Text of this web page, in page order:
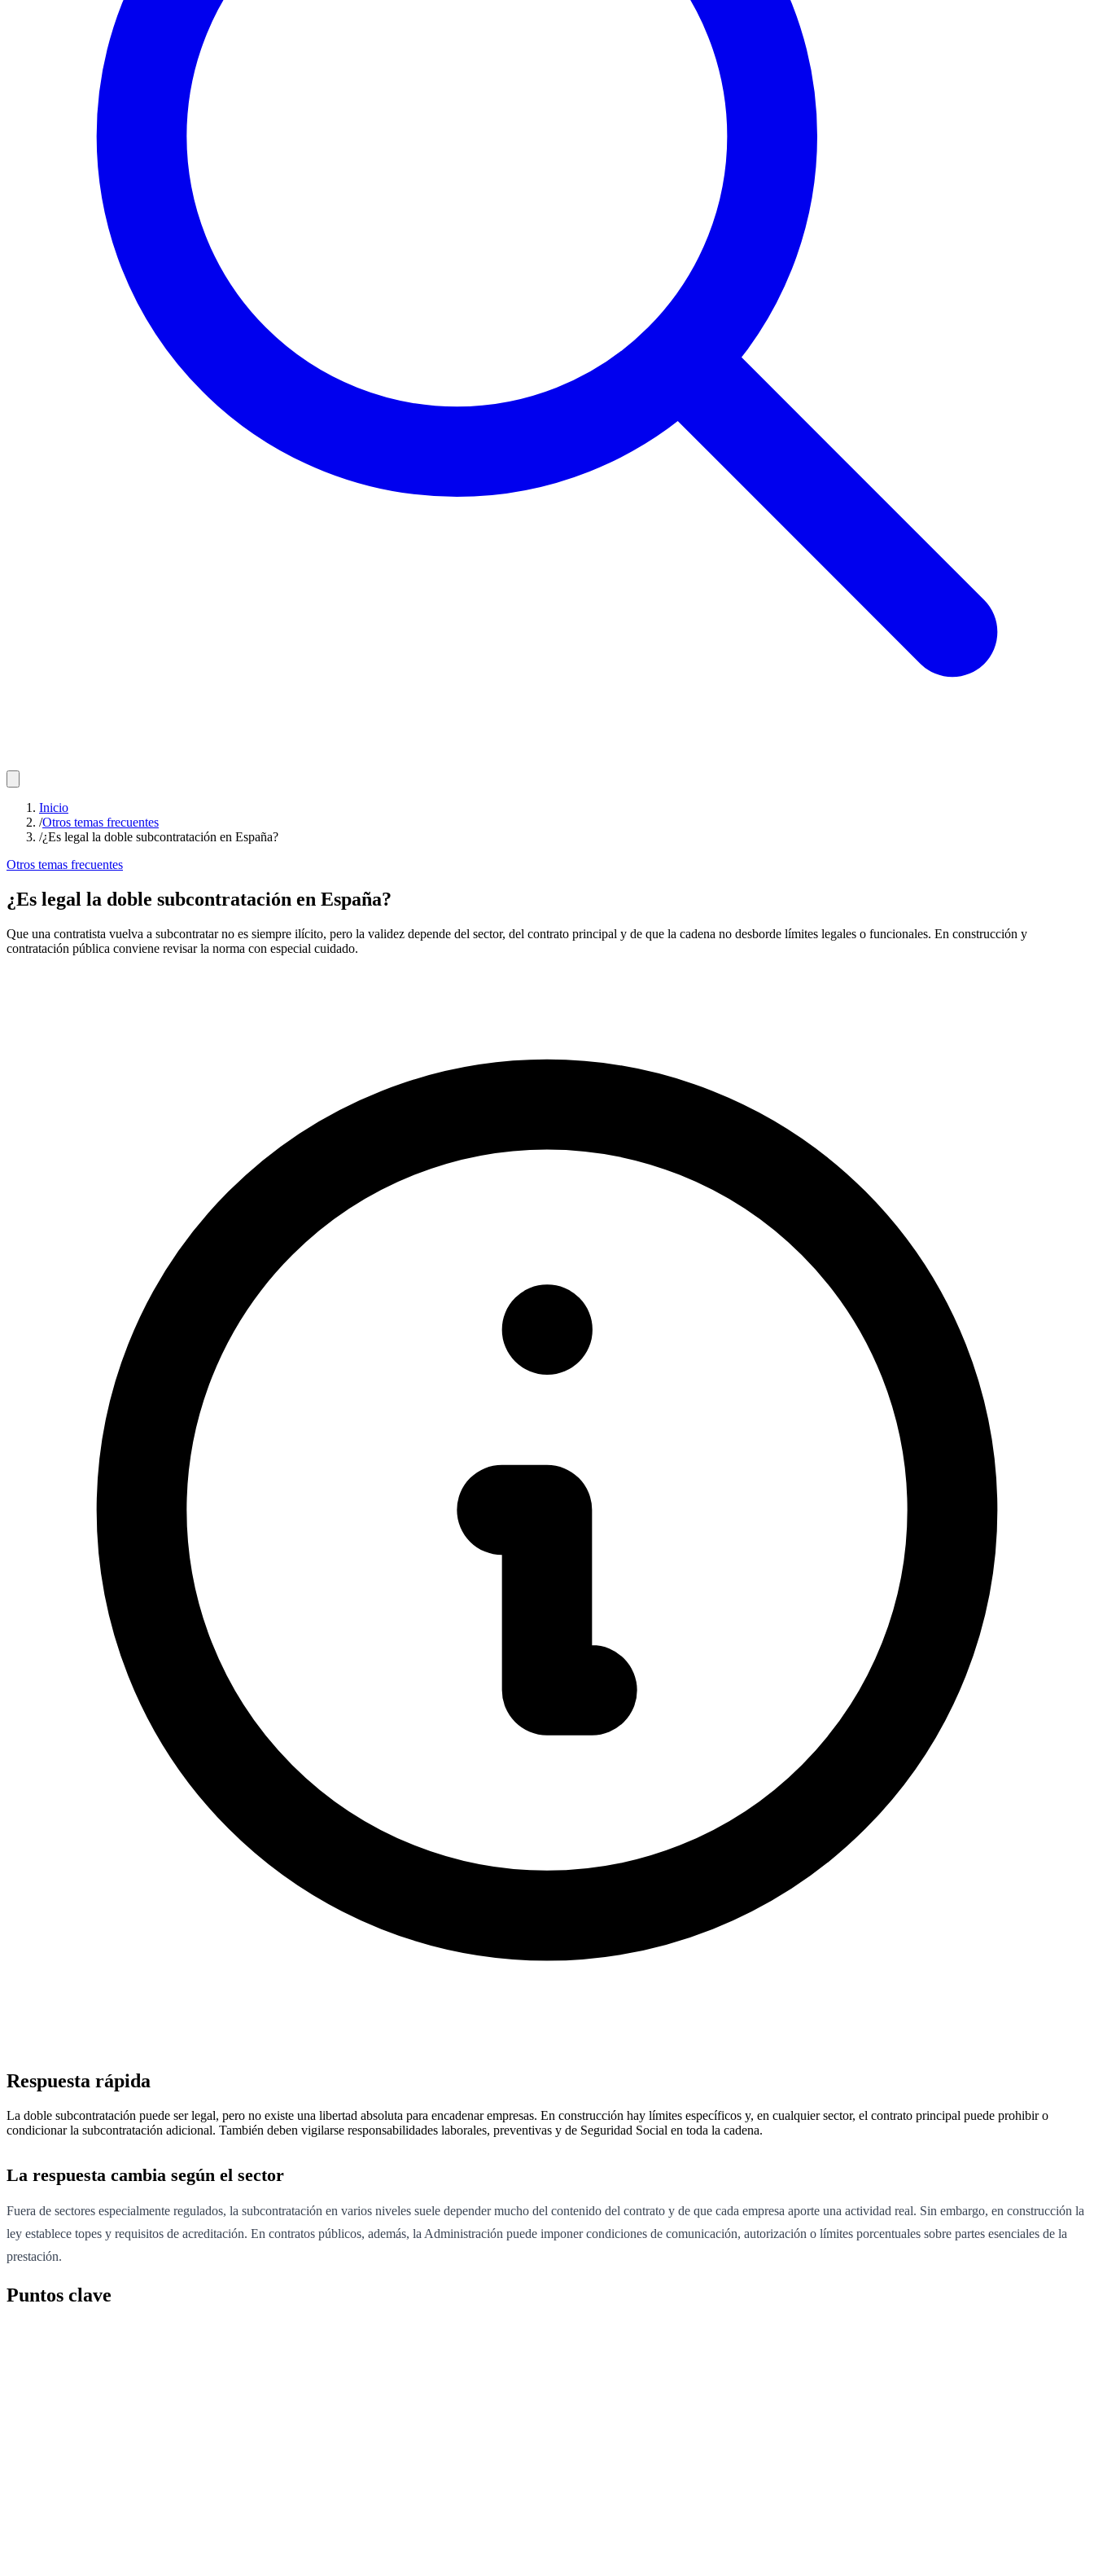
Inicio
/Otros temas frecuentes
/¿Es legal la doble subcontratación en España?
Otros temas frecuentes
¿Es legal la doble subcontratación en España?
Que una contratista vuelva a subcontratar no es siempre ilícito, pero la validez depende del sector, del contrato principal y de que la cadena no desborde límites legales o funcionales. En construcción y
contratación pública conviene revisar la norma con especial cuidado.
Respuesta rápida
La doble subcontratación puede ser legal, pero no existe una libertad absoluta para encadenar empresas. En construcción hay límites específicos y, en cualquier sector, el contrato principal puede prohibir o
condicionar la subcontratación adicional. También deben vigilarse responsabilidades laborales, preventivas y de Seguridad Social en toda la cadena.
La respuesta cambia según el sector
Fuera de sectores especialmente regulados, la subcontratación en varios niveles suele depender mucho del contenido del contrato y de que cada empresa aporte una actividad real. Sin embargo, en construcción la
ley establece topes y requisitos de acreditación. En contratos públicos, además, la Administración puede imponer condiciones de comunicación, autorización o límites porcentuales sobre partes esenciales de la
prestación.
Puntos clave